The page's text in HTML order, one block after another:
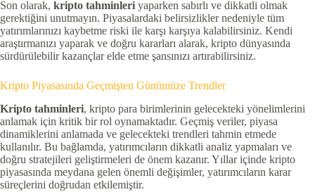
Son olarak, kripto tahminleri yaparken sabırlı ve dikkatli olmak
gerektiğini unutmayın. Piyasalardaki belirsizlikler nedeniyle tüm
yatırımlarınızı kaybetme riski ile karşı karşıya kalabilirsiniz. Kendi
araştırmanızı yaparak ve doğru kararları alarak, kripto dünyasında
sürdürülebilir kazançlar elde etme şansınızı artırabilirsiniz.
Kripto Piyasasında Geçmişten Günümüze Trendler
Kripto tahminleri, kripto para birimlerinin gelecekteki yönelimlerini
anlamak için kritik bir rol oynamaktadır. Geçmiş veriler, piyasa
dinamiklerini anlamada ve gelecekteki trendleri tahmin etmede
kullanılır. Bu bağlamda, yatırımcıların dikkatli analiz yapmaları ve
doğru stratejileri geliştirmeleri de önem kazanır. Yıllar içinde kripto
piyasasında meydana gelen önemli değişimler, yatırımcıların karar
süreçlerini doğrudan etkilemiştir.